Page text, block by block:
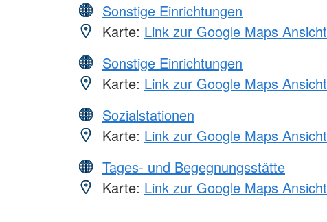
Sonstige Einrichtungen
Karte: Link zur Google Maps Ansicht
Sonstige Einrichtungen
Karte: Link zur Google Maps Ansicht
Sozialstationen
Karte: Link zur Google Maps Ansicht
Tages- und Begegnungsstätte
Karte: Link zur Google Maps Ansicht